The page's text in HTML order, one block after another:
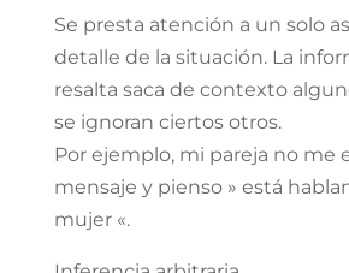
Se presta atención a un solo
detalle de la situación. La
resalta saca de contexto
se ignoran ciertos otros.
Por ejemplo, mi pareja no me
mensaje y pienso » está
mujer «.